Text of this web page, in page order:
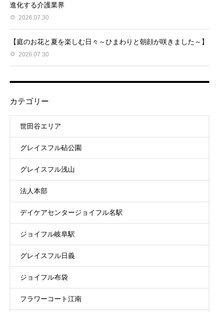
進化する介護業界
2026.07.30
【庭のお花と夏を楽しむ日々～ひまわりと朝顔が咲きました～】
2026.07.30
カテゴリー
世田谷エリア
グレイスフル砧公園
グレイスフル浅山
法人本部
デイケアセンタージョイフル名駅
ジョイフル岐阜駅
グレイスフル日義
ジョイフル布袋
フラワーコート江南